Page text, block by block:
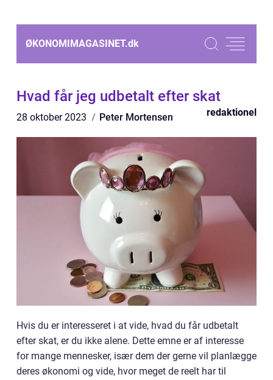
ØKONOMIMAGASINET.dk
Hvad får jeg udbetalt efter skat
28 oktober 2023 Peter Mortensen redaktionel
Hvis du er interesseret i at vide, hvad du får udbetalt
efter skat, er du ikke alene. Dette emne er af interesse
for mange mennesker, især dem der gerne vil planlægge
deres økonomi og vide, hvor meget de reelt har til